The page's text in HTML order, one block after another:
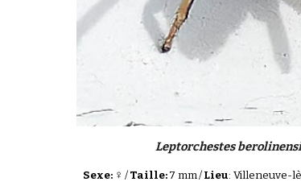
Leptorchestes
Sexe: ♀ /Taille:7 mm/Lieu: Villeneuve-